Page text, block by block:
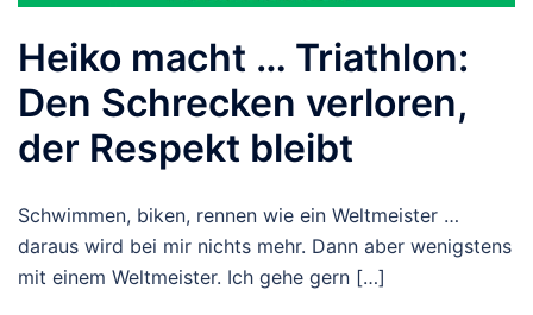
Heiko macht … Triathlon:
Den Schrecken verloren,
der Respekt bleibt
Schwimmen, biken, rennen wie ein Weltmeister …
daraus wird bei mir nichts mehr. Dann aber wenigstens
mit einem Weltmeister. Ich gehe gern […]